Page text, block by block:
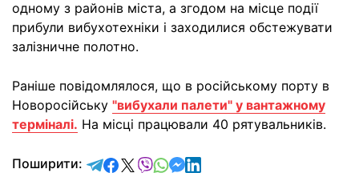
одному з районів міста, а згодом на місце події
прибули вибухотехніки і заходилися обстежувати
залізничне полотно.
Раніше повідомлялося, що в російському порту в
Новоросійську "вибухали палети" у вантажному
терміналі. На місці працювали 40 рятувальників.
Поширити: відправити у Telegram
поділитись у Facebook
поділитись у X
відправити у Viber
відправити у Whatsapp
відправити у Messenger
відправити у LinkedIn